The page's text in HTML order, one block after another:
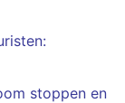
stoppen en